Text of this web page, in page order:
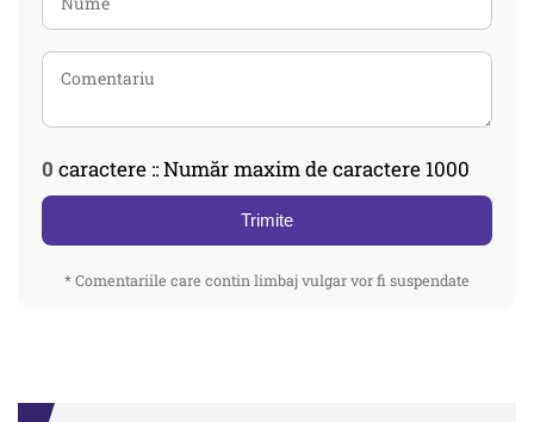
0 caractere :: Număr maxim de caractere 1000
Trimite
* Comentariile care contin limbaj vulgar vor fi suspendate